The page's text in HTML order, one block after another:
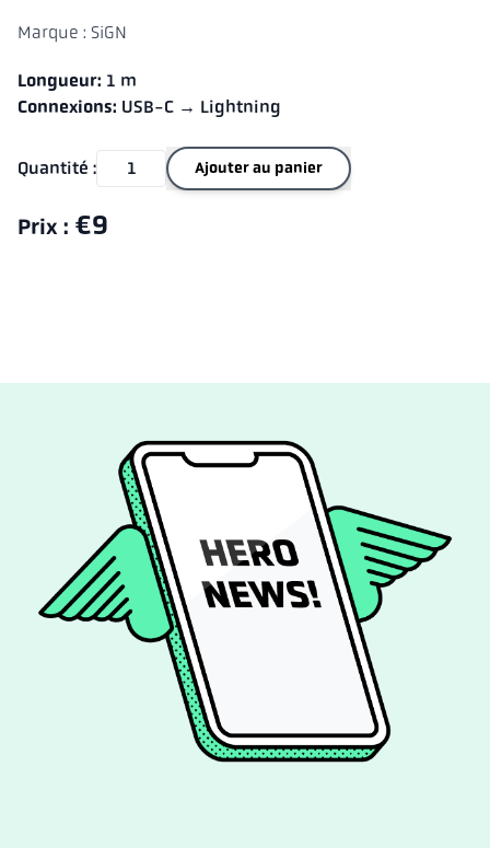
Marque : SiGN
Longueur: 1 m
Connexions: USB-C → Lightning
Quantité : Ajouter au panier
Prix : €9